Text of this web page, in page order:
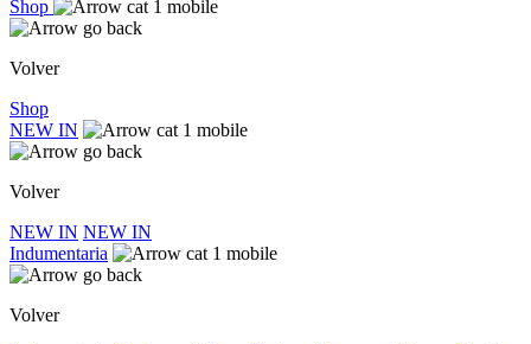
Shop
Volver
Shop
NEW IN
Volver
NEW IN NEW IN
Indumentaria
Volver